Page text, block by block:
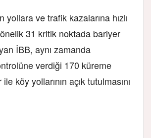
yollara ve trafik kazalarına hızlı
31 kritik noktada bariyer
İBB, aynı zamanda
verdiği 170 küreme
köy yollarının açık tutulmasını